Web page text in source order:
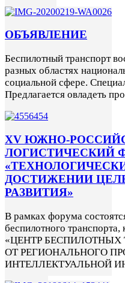
ОБЪЯВЛЕНИЕ
Беспилотный транспорт
разных областях
социальной сфере.
Предлагается овладеть
XV ЮЖНО-
ЛОГИСТИЧЕСКИЙ
ДОСТИЖЕНИИ
РАЗВИТИЯ»
В рамках форума
беспилотного
«ЦЕНТР БЕСПИЛОТНЫХ
ОТ РЕГИОНАЛЬНОГО
ИНТЕЛЛЕКТУАЛЬНОЙ